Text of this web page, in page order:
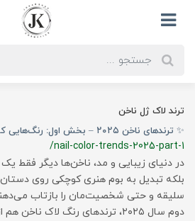
ترند لاک ژل ناخن
✨ ترندهای ناخن ۲۰۲۵ – بخش اول: رنگ‌هایی که دنیا را تسخیر کرده‌اند
/nail-color-trends-2025-part-1
در دنیای زیبایی و مد، ناخن‌ها دیگر فقط
بلکه تبدیل به بوم هنری کوچکی روی
سلیقه و حتی شخصیت‌مان را بازتاب
دوم سال ۲۰۲۵، ترندهای رنگ لاک